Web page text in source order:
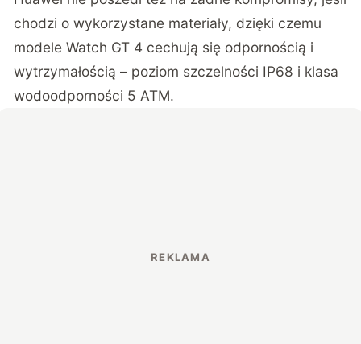
chodzi o wykorzystane materiały, dzięki czemu
modele Watch GT 4 cechują się odpornością i
wytrzymałością – poziom szczelności IP68 i klasa
wodoodporności 5 ATM.